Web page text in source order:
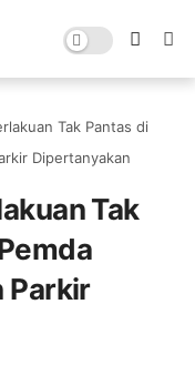
Tak Pantas di
Dipertanyakan
Tak
Parkir